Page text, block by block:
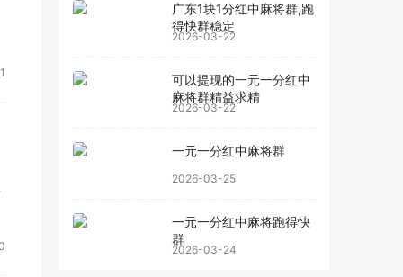
1
广东1块1分红中麻将群,跑
得快群稳定
2026-03-22
可以提现的一元一分红中
麻将群精益求精
2026-03-22
一元一分红中麻将群
2026-03-25
一元一分红中麻将跑得快
群
2026-03-24